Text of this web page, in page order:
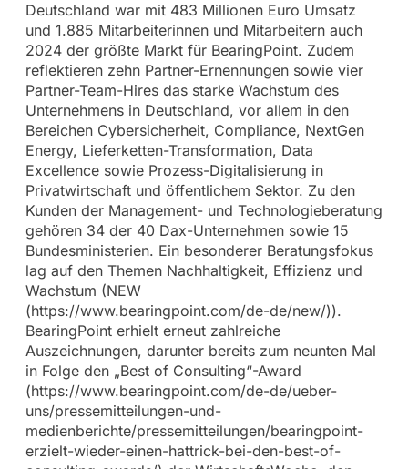
Deutschland war mit 483 Millionen Euro Umsatz
und 1.885 Mitarbeiterinnen und Mitarbeitern auch
2024 der größte Markt für BearingPoint. Zudem
reflektieren zehn Partner-Ernennungen sowie vier
Partner-Team-Hires das starke Wachstum des
Unternehmens in Deutschland, vor allem in den
Bereichen Cybersicherheit, Compliance, NextGen
Energy, Lieferketten-Transformation, Data
Excellence sowie Prozess-Digitalisierung in
Privatwirtschaft und öffentlichem Sektor. Zu den
Kunden der Management- und Technologieberatung
gehören 34 der 40 Dax-Unternehmen sowie 15
Bundesministerien. Ein besonderer Beratungsfokus
lag auf den Themen Nachhaltigkeit, Effizienz und
Wachstum (NEW
(https://www.bearingpoint.com/de-de/new/)).
BearingPoint erhielt erneut zahlreiche
Auszeichnungen, darunter bereits zum neunten Mal
in Folge den „Best of Consulting“-Award
(https://www.bearingpoint.com/de-de/ueber-
uns/pressemitteilungen-und-
medienberichte/pressemitteilungen/bearingpoint-
erzielt-wieder-einen-hattrick-bei-den-best-of-